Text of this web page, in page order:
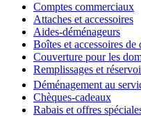
Comptes commerciaux
Attaches et accessoires
Aides-déménageurs
Boîtes et accessoires de
Couverture pour les
Remplissages et
Déménagement au
Chèques-cadeaux
Rabais et offres